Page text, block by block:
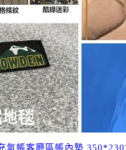
氣帳客廳區帳內墊 350*230